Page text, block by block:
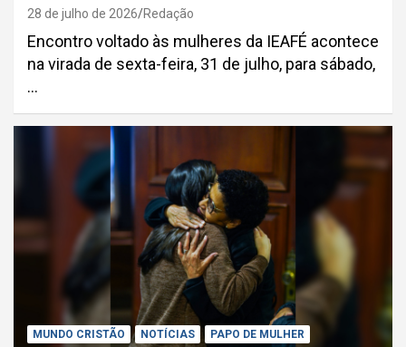
28 de julho de 2026 Redação
Encontro voltado às mulheres da IEAFÉ acontece
na virada de sexta-feira, 31 de julho, para sábado,
…
MUNDO CRISTÃO NOTÍCIAS PAPO DE MULHER